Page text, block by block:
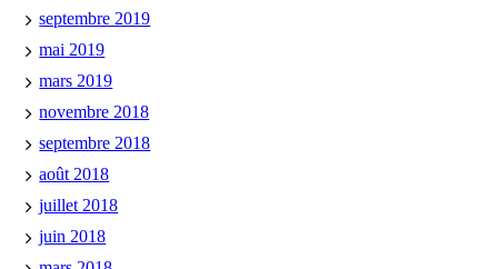
septembre 2019
mai 2019
mars 2019
novembre 2018
septembre 2018
août 2018
juillet 2018
juin 2018